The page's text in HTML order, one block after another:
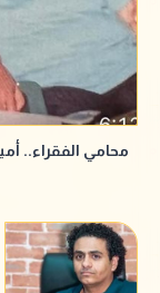
محامي الفقراء..